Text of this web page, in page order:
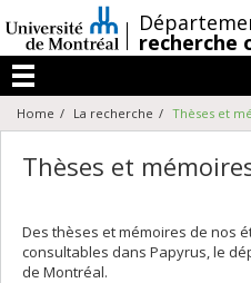
au
contenu
/
recherche
Menu
Home La recherche Thèses et
Thèses et
Des thèses et mémoires de nos
consultables dans Papyrus, le
de Montréal.